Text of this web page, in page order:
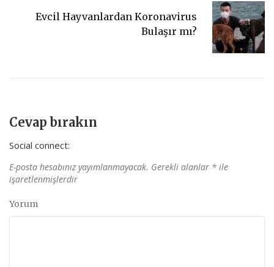
Evcil Hayvanlardan Koronavirus
Bulaşır mı?
Cevap bırakın
Social connect:
E-posta hesabınız yayımlanmayacak. Gerekli alanlar * ile
işaretlenmişlerdir
Yorum